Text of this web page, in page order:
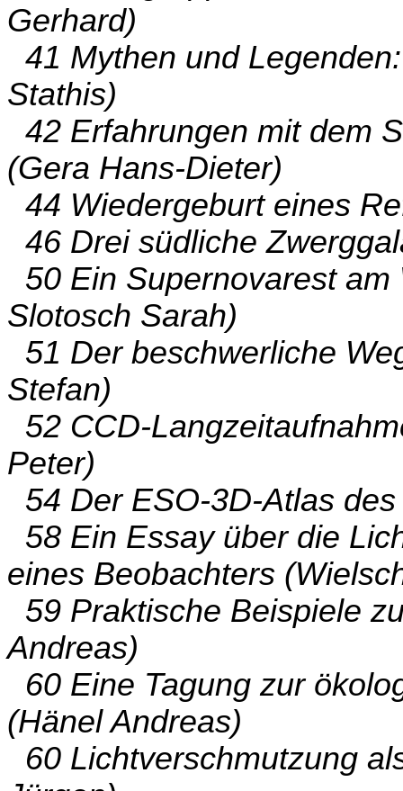
Gerhard)
41 Mythen und
Stathis)
42 Erfahrungen mit dem
(Gera Hans-Dieter)
44 Wiedergeburt eines
46 Drei südliche
50 Ein Supernovarest
Slotosch Sarah)
51 Der beschwerliche
Stefan)
52 CCD-
Peter)
54 Der ESO-3D-Atlas
58 Ein Essay über die
eines Beobachters
59 Praktische Beispiele
Andreas)
60 Eine Tagung zur
(Hänel Andreas)
60 Lichtverschmutzung